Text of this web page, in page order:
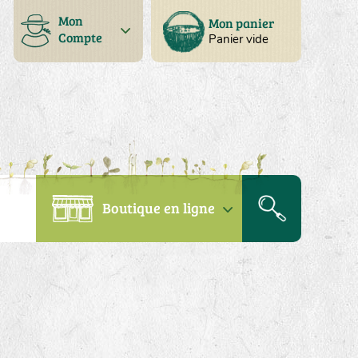
Mon panier
Panier vide
Mon
Compte
Boutique en ligne